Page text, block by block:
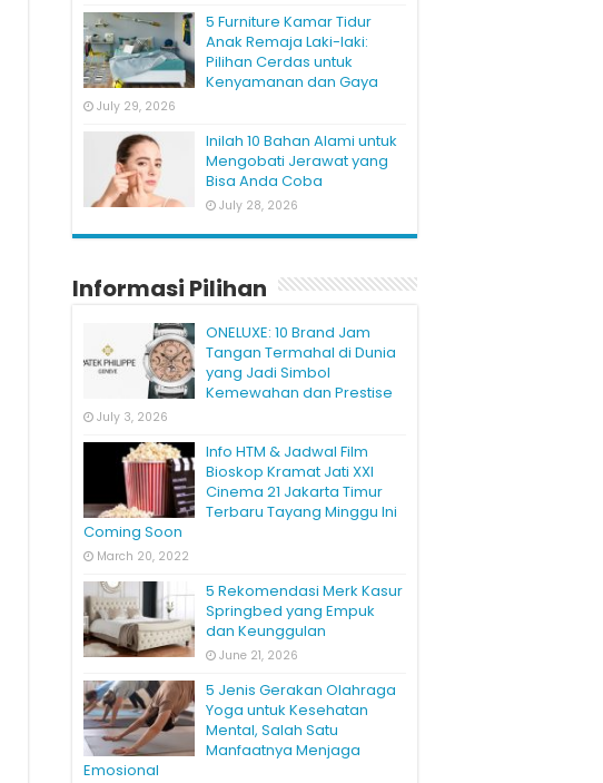
5 Furniture Kamar Tidur
Anak Remaja Laki-laki:
Pilihan Cerdas untuk
Kenyamanan dan Gaya
July 29, 2026
Inilah 10 Bahan Alami untuk
Mengobati Jerawat yang
Bisa Anda Coba
July 28, 2026
Informasi Pilihan
ONELUXE: 10 Brand Jam
Tangan Termahal di Dunia
yang Jadi Simbol
Kemewahan dan Prestise
July 3, 2026
Info HTM & Jadwal Film
Bioskop Kramat Jati XXI
Cinema 21 Jakarta Timur
Terbaru Tayang Minggu Ini
Coming Soon
March 20, 2022
5 Rekomendasi Merk Kasur
Springbed yang Empuk
dan Keunggulan
June 21, 2026
5 Jenis Gerakan Olahraga
Yoga untuk Kesehatan
Mental, Salah Satu
Manfaatnya Menjaga
Emosional